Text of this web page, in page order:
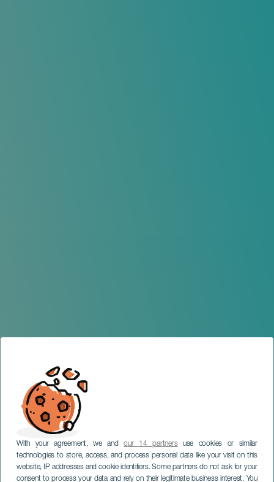
With your agreement, we andour 14 partnersuse cookies or similar
technologies to store, access, and process personal data like your visit on this
website, IP addresses and cookie identifiers. Some partners do not ask for your
consent to process your data and rely on their legitimate business interest. You